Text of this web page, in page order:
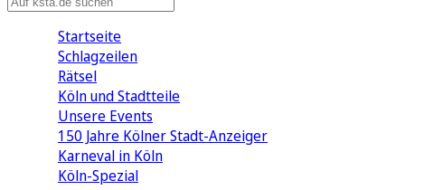
Startseite
Schlagzeilen
Rätsel
Köln und Stadtteile
Unsere Events
150 Jahre Kölner Stadt-Anzeiger
Karneval in Köln
Köln-Spezial